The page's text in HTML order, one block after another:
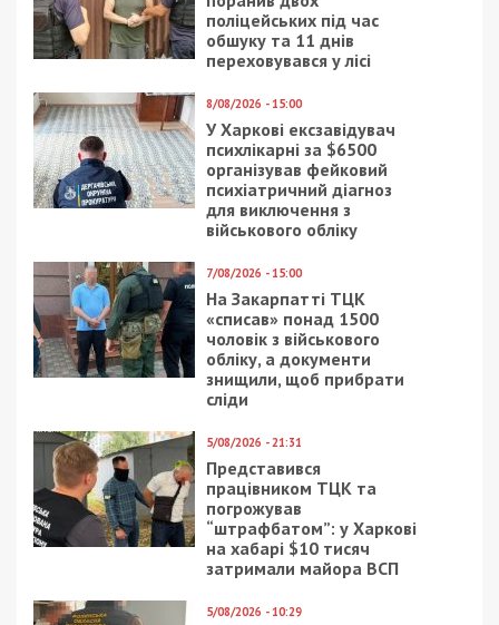
поліцейських під час
обшуку та 11 днів
переховувався у лісі
8/08/2026 - 15:00
У Харкові ексзавідувач
психлікарні за $6500
організував фейковий
психіатричний діагноз
для виключення з
військового обліку
7/08/2026 - 15:00
На Закарпатті ТЦК
«списав» понад 1500
чоловік з військового
обліку, а документи
знищили, щоб прибрати
сліди
5/08/2026 - 21:31
Представився
працівником ТЦК та
погрожував
“штрафбатом”: у Харкові
на хабарі $10 тисяч
затримали майора ВСП
5/08/2026 - 10:29